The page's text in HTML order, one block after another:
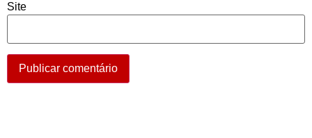
Site